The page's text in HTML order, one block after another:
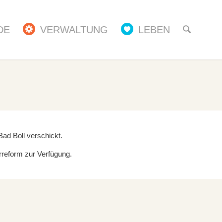
VERWALTUNG LEBEN
Boll verschickt.
zur Verfügung.